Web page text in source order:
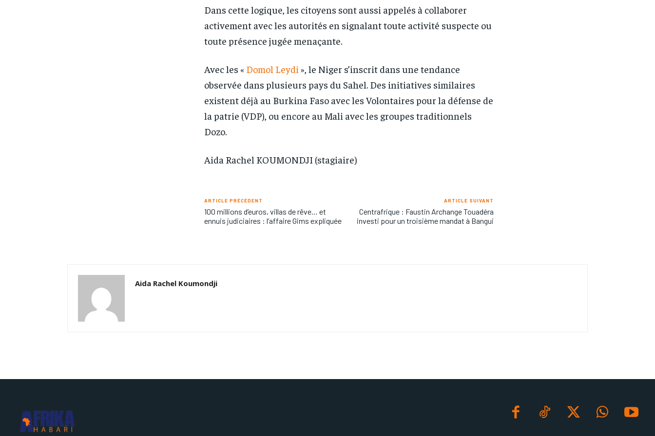
Dans cette logique, les citoyens sont aussi appelés à collaborer
activement avec les autorités en signalant toute activité suspecte ou
toute présence jugée menaçante.
Avec les « Domol Leydi », le Niger s’inscrit dans une tendance
observée dans plusieurs pays du Sahel. Des initiatives similaires
existent déjà au Burkina Faso avec les Volontaires pour la défense de
la patrie (VDP), ou encore au Mali avec les groupes traditionnels
Dozo.
Aida Rachel KOUMONDJI (stagiaire)
ARTICLE PRÉCÉDENT
100 millions d’euros, villas de rêve… et
ennuis judiciaires : l’affaire Gims expliquée
ARTICLE SUIVANT
Centrafrique : Faustin Archange Touadéra
investi pour un troisième mandat à Bangui
Aida Rachel Koumondji